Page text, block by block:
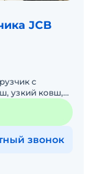
JCB
с
узкий ковш,
заказ
звонок